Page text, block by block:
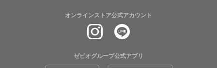
オンラインストア公式アカウント
ゼビオグループ公式アプリ